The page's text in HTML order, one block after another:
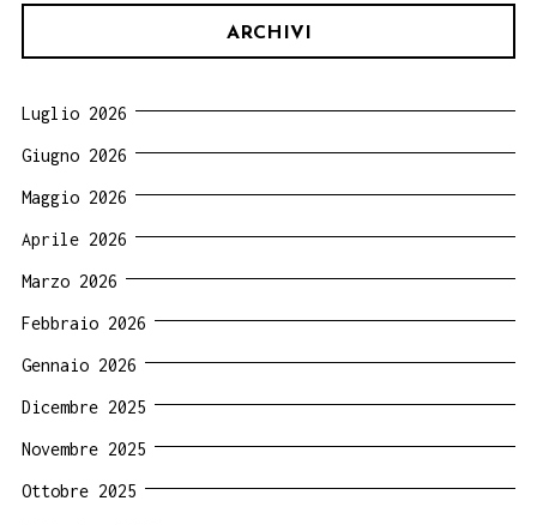
ARCHIVI
Luglio 2026
Giugno 2026
Maggio 2026
Aprile 2026
Marzo 2026
Febbraio 2026
Gennaio 2026
Dicembre 2025
Novembre 2025
Ottobre 2025